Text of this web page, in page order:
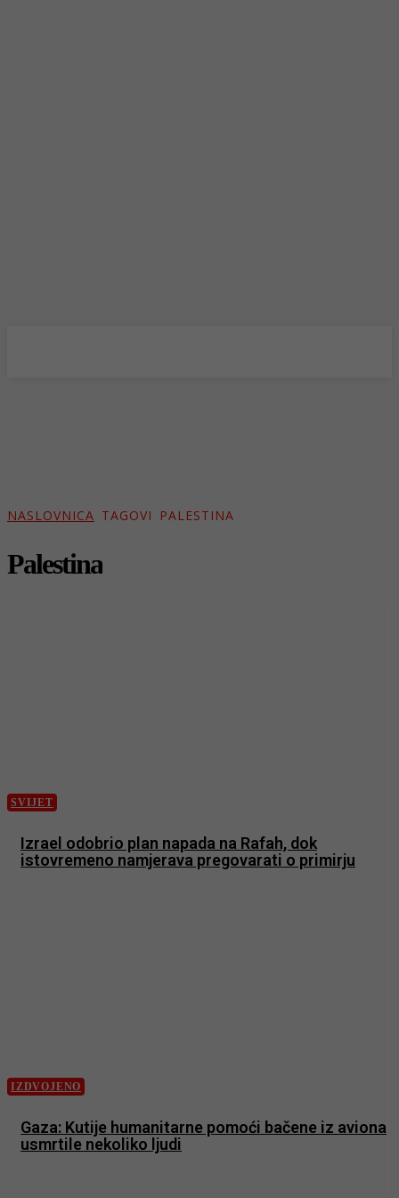
NASLOVNICA TAGOVI PALESTINA
Palestina
SVIJET
Izrael odobrio plan napada na Rafah, dok
istovremeno namjerava pregovarati o primirju
IZDVOJENO
Gaza: Kutije humanitarne pomoći bačene iz aviona
usmrtile nekoliko ljudi